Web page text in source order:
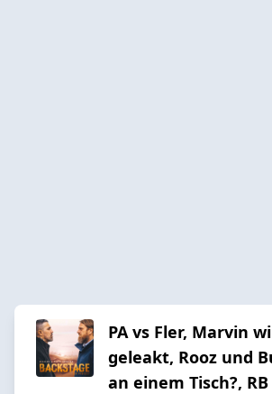
PA vs Fler, Marvin
geleakt, Rooz und
an einem Tisch?,